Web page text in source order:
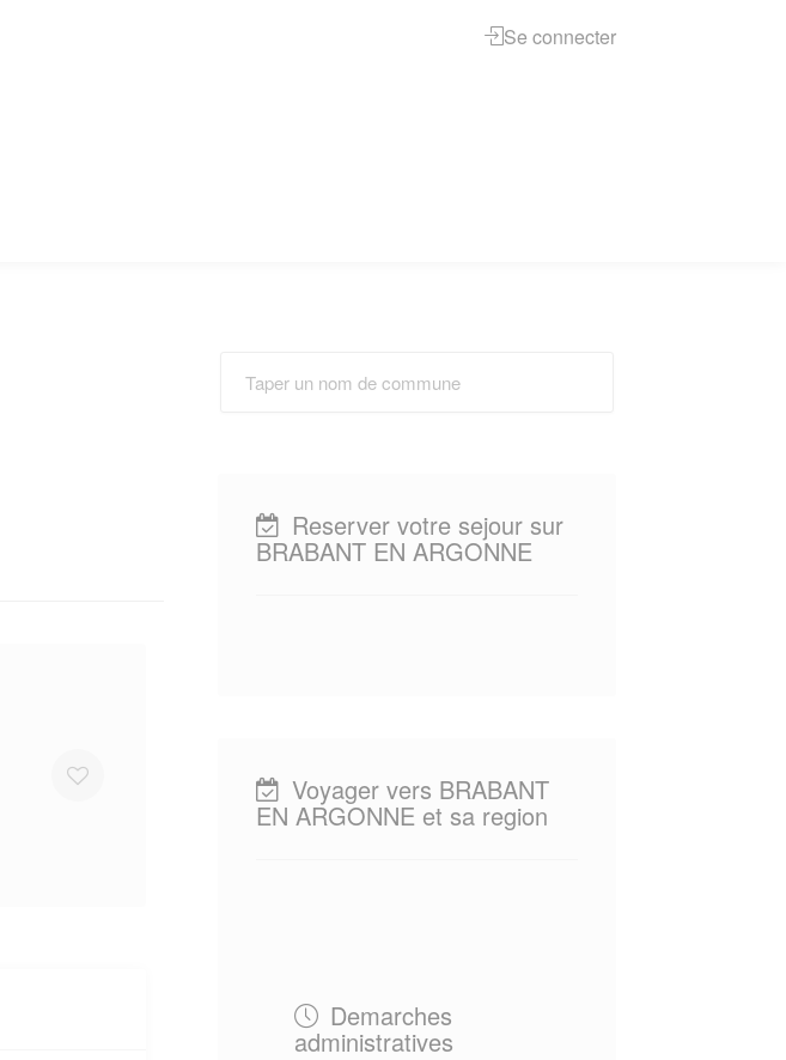
Se connecter
Reserver votre sejour sur
BRABANT EN ARGONNE
Voyager vers BRABANT
EN ARGONNE et sa region
Demarches
administratives